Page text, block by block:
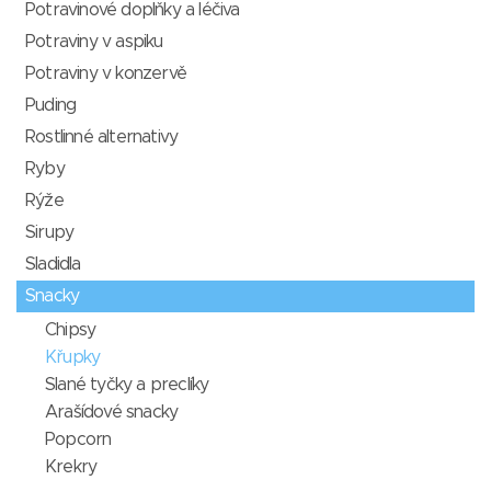
Potravinové doplňky a léčiva
Potraviny v aspiku
Potraviny v konzervě
Puding
Rostlinné alternativy
Ryby
Rýže
Sirupy
Sladidla
Snacky
Chipsy
Křupky
Slané tyčky a preclíky
Arašídové snacky
Popcorn
Krekry